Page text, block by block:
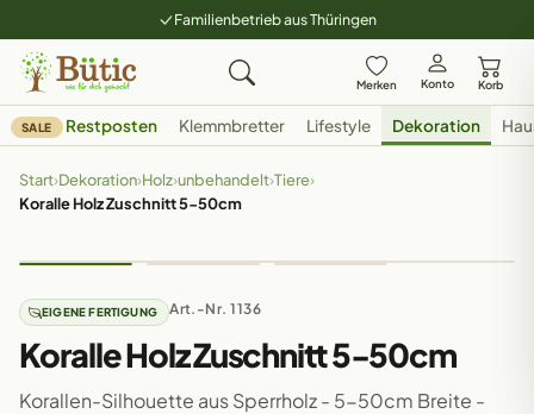
Familienbetrieb aus Thüringen
Merken Konto Korb
SALE Restposten Klemmbretter Lifestyle Dekoration
Start›Dekoration›Holz›unbehandelt›Tiere›
Koralle Holz Zuschnitt 5-50cm
EIGENE FERTIGUNG Art.-Nr. 1136
Koralle Holz Zuschnitt 5-50cm
Korallen-Silhouette aus Sperrholz - 5-50cm Breite -